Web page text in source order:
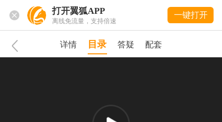
打开翼狐APP
离线免流量，支持倍速
一键打开
详情 目录 答疑 配套